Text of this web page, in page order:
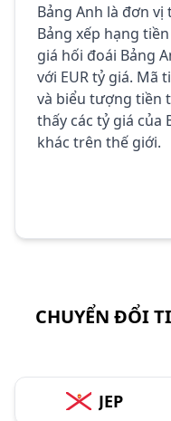
Bảng Anh là đơn
Bảng xếp hạng
giá hối đoái Bảng
với EUR tỷ giá. Mã
và biểu tượng tiền
thấy các tỷ giá của
khác trên thế giới.
CHUYỂN ĐỔI
JEP